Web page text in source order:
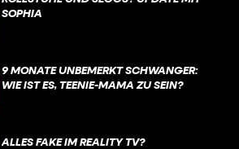
SOPHIA
9 MONATE UNBEMERKT SCHWANGER:
WIE IST ES, TEENIE-MAMA ZU SEIN?
ALLES FAKE IM REALITY TV?